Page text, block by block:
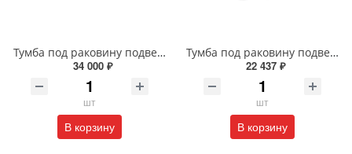
Тумба под раковину подвесная EQUIL Десерт 80.2Я/Desert 80.2Y с ручками в цвет амарок tpDSRT80.2Y-25R амарок/дуб
34 000 ₽
шт
В корзину
Тумба под раковину подвесная EQUIL Найс 70 см tpNICE70.2Y-05 белая
22 437 ₽
шт
В корзину